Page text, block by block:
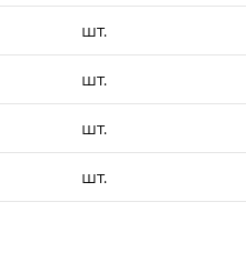
шт.
шт.
шт.
шт.